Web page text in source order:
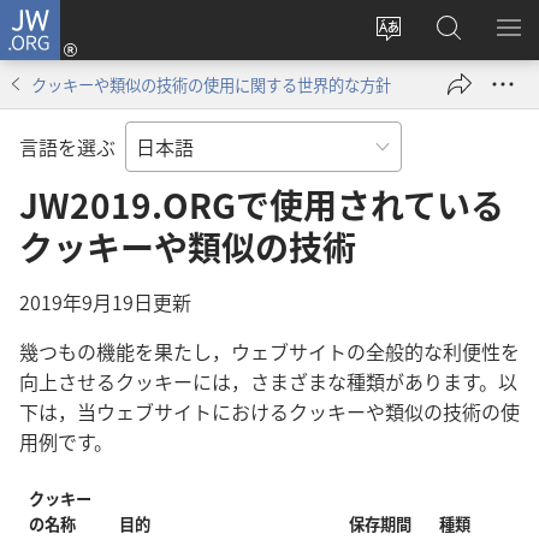
JW.ORG
サ
ト
の
言
語
を
ロ
グ
イ
ン
し
い
タ
く）
JW.ORG
の
検
メ
を
クッキーや類似の技術の使用に関する世界的な方針
言語を選ぶ
JW2019.ORGで使用されている
クッキーや類似の技術
2019年9月19日更新
幾つもの機能を果たし，ウェブサイトの全般的な利便性を
向上させるクッキーには，さまざまな種類があります。以
下は，当ウェブサイトにおけるクッキーや類似の技術の使
用例です。
クッキー
の名称
目的 保存期間
種類